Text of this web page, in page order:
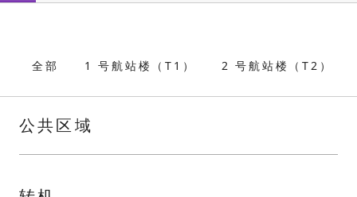
语
言:
全部 1 号航站楼（T1） 2 号航站楼（T2）
公共区域